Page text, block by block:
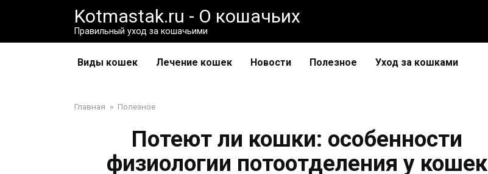
Kotmastak.ru - О кошачьих
Правильный уход за кошачьими
Виды кошек Лечение кошек Новости Полезное Уход за кошками
Главная » Полезное
Потеют ли кошки: особенности
физиологии потоотделения у кошек